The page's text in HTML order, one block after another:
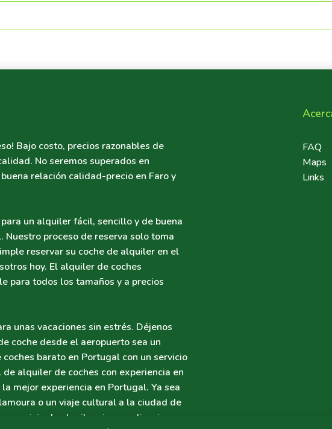
Bajo costo, precios razonables de
No seremos superados en
relación calidad-precio en Faro y
un alquiler fácil, sencillo y de buena
proceso de reserva solo toma
reservar su coche de alquiler en el
hoy. El alquiler de coches
para todos los tamaños y a precios
unas vacaciones sin estrés. Déjenos
coche desde el aeropuerto sea un
barato en Portugal con un servicio
alquiler de coches con experiencia en
mejor experiencia en Portugal. Ya sea
o un viaje cultural a la ciudad de
servicio de alquiler sin complicaciones.
Footer
FAQ
Maps
Links